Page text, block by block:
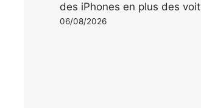
des iPhones en plus des
06/08/2026